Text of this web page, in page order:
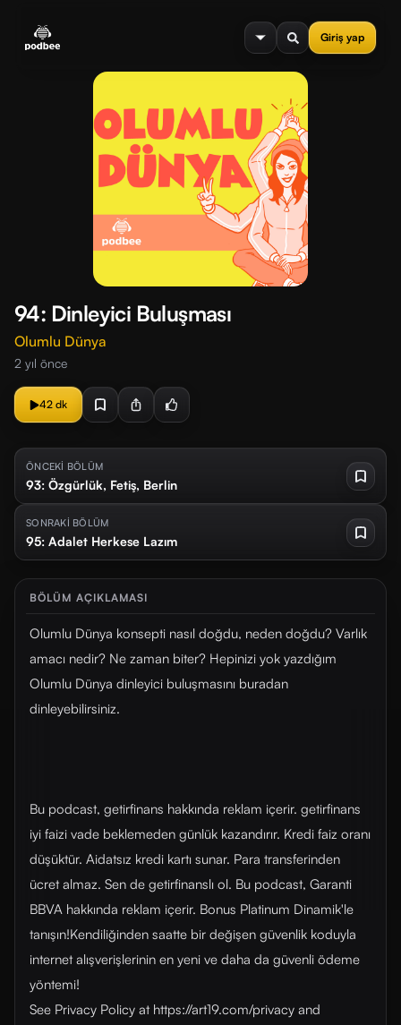
Giriş yap
menu
94: Dinleyici Buluşması
Olumlu Dünya
2 yıl önce
42 dk
ÖNCEKİ BÖLÜM
93: Özgürlük, Fetiş, Berlin
SONRAKİ BÖLÜM
95: Adalet Herkese Lazım
BÖLÜM AÇIKLAMASI
Olumlu Dünya konsepti nasıl doğdu, neden doğdu? Varlık
amacı nedir? Ne zaman biter? Hepinizi yok yazdığım
Olumlu Dünya dinleyici buluşmasını buradan
dinleyebilirsiniz.
Bu podcast, getirfinans hakkında reklam içerir. getirfinans
iyi faizi vade beklemeden günlük kazandırır. Kredi faiz oranı
düşüktür. Aidatsız kredi kartı sunar. Para transferinden
ücret almaz. Sen de getirfinanslı ol. Bu podcast, Garanti
BBVA hakkında reklam içerir. Bonus Platinum Dinamik'le
tanışın!Kendiliğinden saatte bir değişen güvenlik koduyla
internet alışverişlerinin en yeni ve daha da güvenli ödeme
yöntemi!
See Privacy Policy at https://art19.com/privacy and